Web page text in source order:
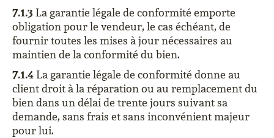
7.1.3 La garantie légale de conformité emporte
obligation pour le vendeur, le cas échéant, de
fournir toutes les mises à jour nécessaires au
maintien de la conformité du bien.
7.1.4La garantie légale de conformité donne au
client droit à la réparation ou au remplacement du
bien dans un délai de trente jours suivant sa
demande, sans frais et sans inconvénient majeur
pour lui.